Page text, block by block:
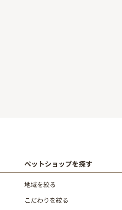
ペットショップを探す
地域を絞る
こだわりを絞る